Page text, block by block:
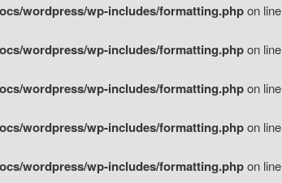
wordpress/wp-includes/formatting.phpon line
wordpress/wp-includes/formatting.phpon line
wordpress/wp-includes/formatting.phpon line
wordpress/wp-includes/formatting.phpon line
wordpress/wp-includes/formatting.phpon line